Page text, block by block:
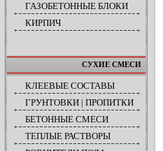
ГАЗОБЕТОННЫЕ БЛОКИ
КИРПИЧ
СУХИЕ СМЕСИ
КЛЕЕВЫЕ СОСТАВЫ
ГРУНТОВКИ | ПРОПИТКИ
БЕТОННЫЕ СМЕСИ
ТЕПЛЫЕ РАСТВОРЫ